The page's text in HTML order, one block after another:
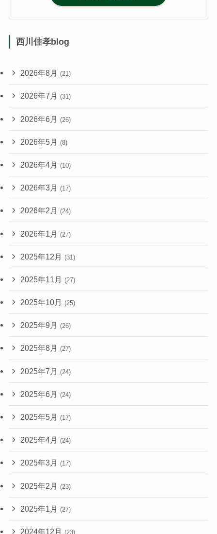
西川佳孝blog
2026年8月 (21)
2026年7月 (31)
2026年6月 (26)
2026年5月 (8)
2026年4月 (10)
2026年3月 (17)
2026年2月 (24)
2026年1月 (27)
2025年12月 (31)
2025年11月 (27)
2025年10月 (25)
2025年9月 (26)
2025年8月 (27)
2025年7月 (24)
2025年6月 (24)
2025年5月 (17)
2025年4月 (24)
2025年3月 (17)
2025年2月 (23)
2025年1月 (27)
2024年12月 (23)